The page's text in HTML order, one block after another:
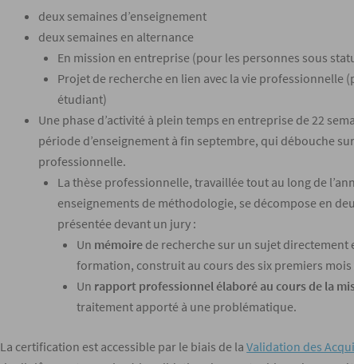
deux semaines d’enseignement
deux semaines en alternance
En mission en entreprise (pour les personnes sous
Projet de recherche en lien avec la vie professionnelle
étudiant)
Une phase d’activité à plein temps en entreprise de 22
période d’enseignement à fin septembre, qui débouche
professionnelle.
La thèse professionnelle, travaillée tout au long de
enseignements de méthodologie, se décompose en
présentée devant un jury :
Un mémoire de recherche sur un sujet directement
formation, construit au cours des six premiers mois
Un rapport professionnel élaboré au cours de la
traitement apporté à une problématique.
La certification est accessible par le biais de laValidation des